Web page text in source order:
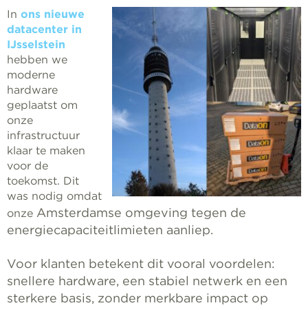
In ons nieuwe
datacenter in
IJsselstein
hebben we
moderne
hardware
geplaatst om
onze
infrastructuur
klaar te maken
voor de
toekomst. Dit
was nodig omdat
onze Amsterdamse omgeving tegen de
energiecapaciteitlimieten aanliep.
Voor klanten betekent dit vooral voordelen:
snellere hardware, een stabiel netwerk en een
sterkere basis, zonder merkbare impact op